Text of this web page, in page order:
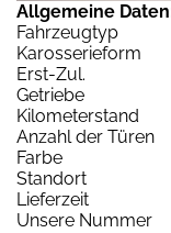
Allgemeine
Fahrzeugtyp
Karosserieform
Erst-Zul.
Getriebe
Kilometerstand
Anzahl der Türen
Farbe
Standort
Lieferzeit
Unsere Nummer